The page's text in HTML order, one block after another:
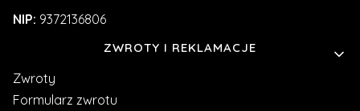
NIP: 9372136806
Linki w stopceZWROTY I REKLAMACJE
Zwroty
Formularz zwrotu